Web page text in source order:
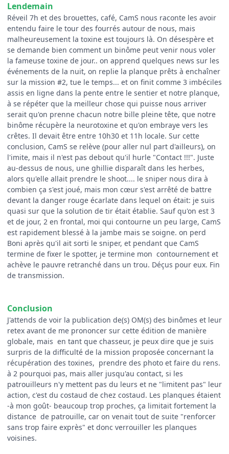
Lendemain
Réveil 7h et des brouettes, café, CamS nous raconte les avoir
entendu faire le tour des fourrés autour de nous, mais
malheureusement la toxine est toujours là. On désespère et
se demande bien comment un binôme peut venir nous voler
la fameuse toxine de jour.. on apprend quelques news sur les
événements de la nuit, on replie la planque prêts à enchaîner
sur la mission #2, tue le temps... et on finit comme 3 imbéciles
assis en ligne dans la pente entre le sentier et notre planque,
à se répéter que la meilleur chose qui puisse nous arriver
serait qu'on prenne chacun notre bille pleine tête, que notre
binôme récupère la neurotoxine et qu'on embraye vers les
crêtes. Il devait être entre 10h30 et 11h locale. Sur cette
conclusion, CamS se relève (pour aller nul part d'ailleurs), on
l'imite, mais il n'est pas debout qu'il hurle "Contact !!!". Juste
au-dessus de nous, une ghillie disparaît dans les herbes,
alors qu'elle allait prendre le shoot.... le sniper nous dira à
combien ça s'est joué, mais mon cœur s'est arrêté de battre
devant la danger rouge écarlate dans lequel on était: je suis
quasi sur que la solution de tir était établie. Sauf qu'on est 3
et de jour, 2 en frontal, moi qui contourne un peu large, CamS
est rapidement blessé à la jambe mais se soigne. on perd
Boni après qu'il ait sorti le sniper, et pendant que CamS
termine de fixer le spotter, je termine mon contournement et
achève le pauvre retranché dans un trou. Déçus pour eux. Fin
de transmission.
Conclusion
J'attends de voir la publication de(s) OM(s) des binômes et leur
retex avant de me prononcer sur cette édition de manière
globale, mais en tant que chasseur, je peux dire que je suis
surpris de la difficulté de la mission proposée concernant la
récupération des toxines, prendre des photo et faire du rens.
à 2 pourquoi pas, mais aller jusqu'au contact, si les
patrouilleurs n'y mettent pas du leurs et ne "limitent pas" leur
action, c'est du costaud de chez costaud. Les planques étaient
-à mon goût- beaucoup trop proches, ça limitait fortement la
distance de patrouille, car on venait tout de suite "renforcer
sans trop faire exprès" et donc verrouiller les planques
voisines.